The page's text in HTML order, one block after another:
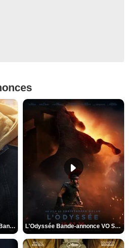
Spider-Man: Brand New Day Bande-annonce VO STFR L'Odyssée Bande-annonce VO STFR